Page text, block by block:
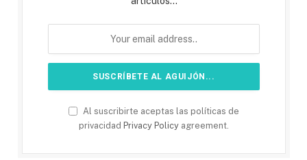
Al suscribirte aceptas las políticas de
privacidad Privacy Policy agreement.